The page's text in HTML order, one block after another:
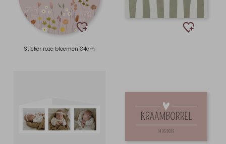
Sticker roze bloemen Ø4cm